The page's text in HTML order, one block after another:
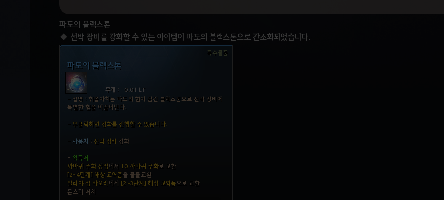
파도의 블랙스톤
선박 장비를 강화할 수 있는 아이템이 파도의 블랙스톤으로 간소화되었습니다.